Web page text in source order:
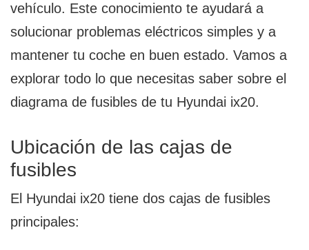
vehículo. Este conocimiento te ayudará a
solucionar problemas eléctricos simples y a
mantener tu coche en buen estado. Vamos a
explorar todo lo que necesitas saber sobre el
diagrama de fusibles de tu Hyundai ix20.
Ubicación de las cajas de
fusibles
El Hyundai ix20 tiene dos cajas de fusibles
principales: